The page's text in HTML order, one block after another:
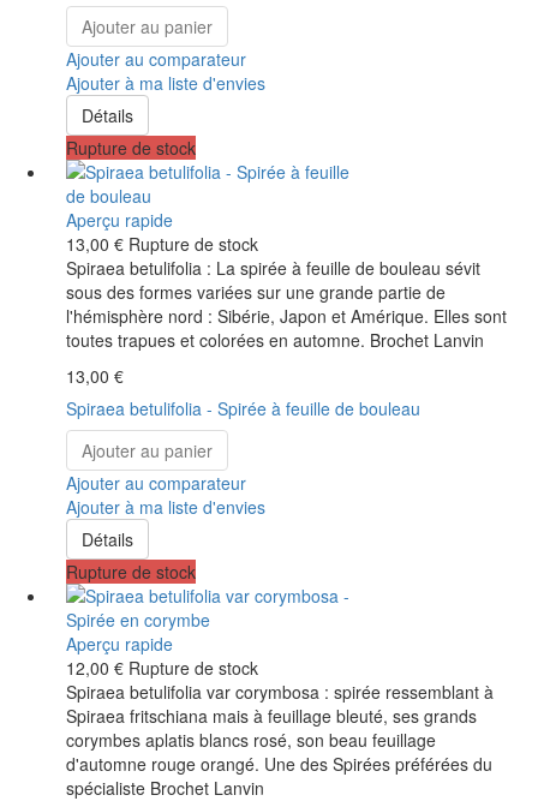
Ajouter au panier
Ajouter au comparateur
Ajouter à ma liste d'envies
Détails
Rupture de stock
Aperçu rapide
13,00 € Rupture de stock
Spiraea betulifolia : La spirée à feuille de bouleau sévit
sous des formes variées sur une grande partie de
l'hémisphère nord : Sibérie, Japon et Amérique. Elles sont
toutes trapues et colorées en automne. Brochet Lanvin
13,00 €
Spiraea betulifolia - Spirée à feuille de bouleau
Ajouter au panier
Ajouter au comparateur
Ajouter à ma liste d'envies
Détails
Rupture de stock
Aperçu rapide
12,00 € Rupture de stock
Spiraea betulifolia var corymbosa : spirée ressemblant à
Spiraea fritschiana mais à feuillage bleuté, ses grands
corymbes aplatis blancs rosé, son beau feuillage
d'automne rouge orangé. Une des Spirées préférées du
spécialiste Brochet Lanvin